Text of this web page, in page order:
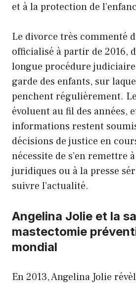
et à la protection de
Le divorce très commenté
officialisé à partir de 2016,
longue procédure
garde des enfants, sur
penchent régulièrement.
évoluent au fil des années,
informations restent
décisions de justice en
nécessite de s’en remettre
juridiques ou à la presse
suivre l’actualité.
Angelina Jolie et la
mastectomie
mondial
En 2013, Angelina Jolie